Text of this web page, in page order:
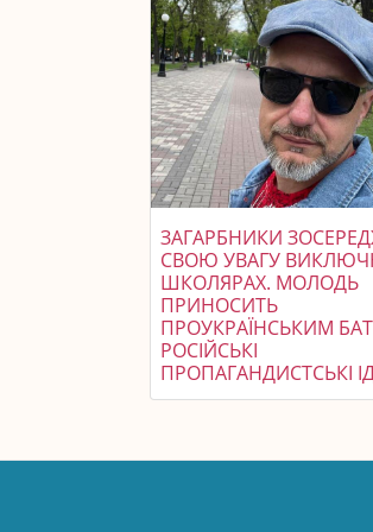
ЗАГАРБНИКИ
СВОЮ УВАГУ
ШКОЛЯРАХ. МОЛОДЬ
ПРИНОСИТЬ
ПРОУКРАЇНСЬКИМ
РОСІЙСЬКІ
ПРОПАГАНДИСТСЬКІ